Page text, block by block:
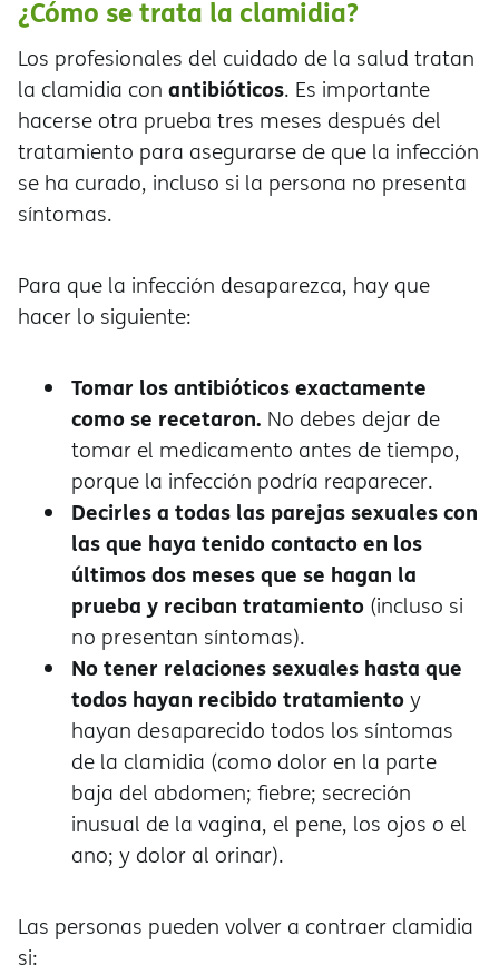
¿Cómo se trata la clamidia?
Los profesionales del cuidado de la salud tratan
la clamidia con antibióticos. Es importante
hacerse otra prueba tres meses después del
tratamiento para asegurarse de que la infección
se ha curado, incluso si la persona no presenta
síntomas.
Para que la infección desaparezca, hay que
hacer lo siguiente:
Tomar los antibióticos exactamente
como se recetaron. No debes dejar de
tomar el medicamento antes de tiempo,
porque la infección podría reaparecer.
Decirles a todas las parejas sexuales con
las que haya tenido contacto en los
últimos dos meses que se hagan la
prueba y reciban tratamiento (incluso si
no presentan síntomas).
No tener relaciones sexuales hasta que
todos hayan recibido tratamientoy
hayan desaparecido todos los síntomas
de la clamidia (como dolor en la parte
baja del abdomen; fiebre; secreción
inusual de la vagina, el pene, los ojos o el
ano; y dolor al orinar).
Las personas pueden volver a contraer clamidia
si: